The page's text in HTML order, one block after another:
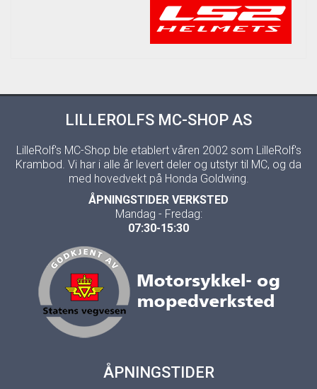
LILLEROLFS MC-SHOP AS
LilleRolf's MC-Shop ble etablert våren 2002 som LilleRolf's
Krambod. Vi har i alle år levert deler og utstyr til MC, og da
med hovedvekt på Honda Goldwing.
ÅPNINGSTIDER VERKSTED
Mandag - Fredag:
07:30-15:30
ÅPNINGSTIDER